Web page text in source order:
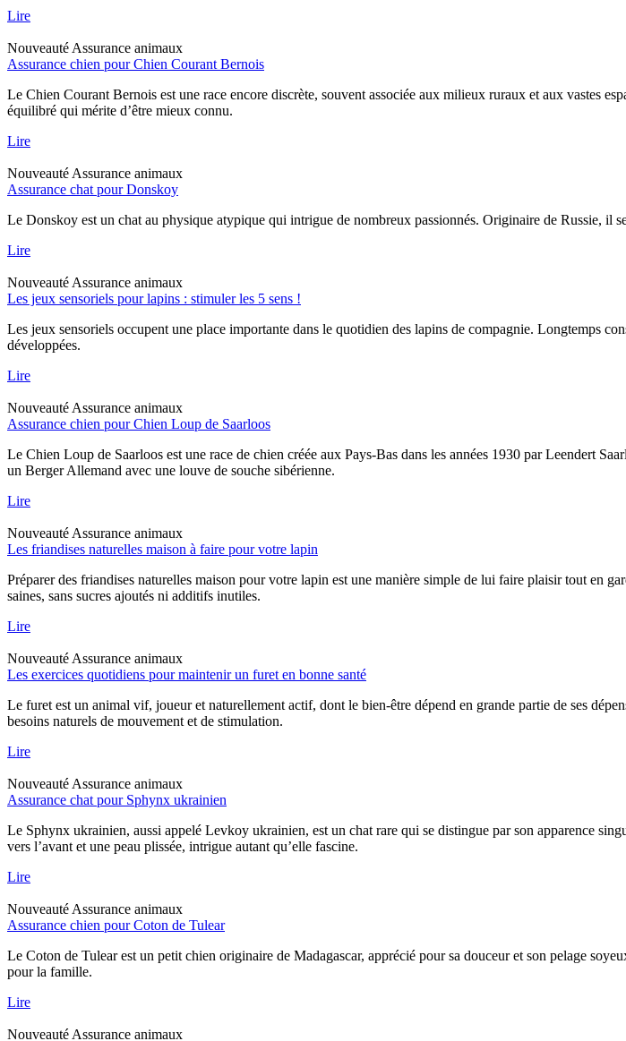
Lire
Nouveauté Assurance animaux
Assurance chien pour Chien Courant Bernois
Le Chien Courant Bernois est une race encore discrète, souvent associée aux milieux ruraux et aux vastes
équilibré qui mérite d’être mieux connu.
Lire
Nouveauté Assurance animaux
Assurance chat pour Donskoy
Le Donskoy est un chat au physique atypique qui intrigue de nombreux passionnés. Originaire de Russie, il
Lire
Nouveauté Assurance animaux
Les jeux sensoriels pour lapins : stimuler les 5 sens !
Les jeux sensoriels occupent une place importante dans le quotidien des lapins de compagnie. Longtemps
développées.
Lire
Nouveauté Assurance animaux
Assurance chien pour Chien Loup de Saarloos
Le Chien Loup de Saarloos est une race de chien créée aux Pays-Bas dans les années 1930 par Leendert
un Berger Allemand avec une louve de souche sibérienne.
Lire
Nouveauté Assurance animaux
Les friandises naturelles maison à faire pour votre lapin
Préparer des friandises naturelles maison pour votre lapin est une manière simple de lui faire plaisir tout en
saines, sans sucres ajoutés ni additifs inutiles.
Lire
Nouveauté Assurance animaux
Les exercices quotidiens pour maintenir un furet en bonne santé
Le furet est un animal vif, joueur et naturellement actif, dont le bien-être dépend en grande partie de ses
besoins naturels de mouvement et de stimulation.
Lire
Nouveauté Assurance animaux
Assurance chat pour Sphynx ukrainien
Le Sphynx ukrainien, aussi appelé Levkoy ukrainien, est un chat rare qui se distingue par son apparence
vers l’avant et une peau plissée, intrigue autant qu’elle fascine.
Lire
Nouveauté Assurance animaux
Assurance chien pour Coton de Tulear
Le Coton de Tulear est un petit chien originaire de Madagascar, apprécié pour sa douceur et son pelage
pour la famille.
Lire
Nouveauté Assurance animaux